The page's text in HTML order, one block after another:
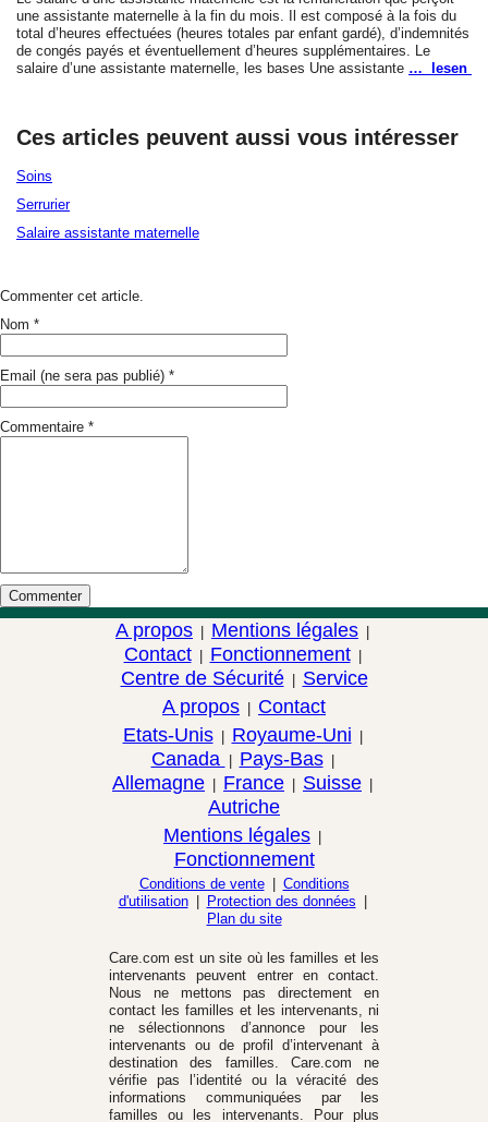
une assistante maternelle à la fin du mois. Il est composé à la fois du
total d’heures effectuées (heures totales par enfant gardé), d’indemnités
de congés payés et éventuellement d’heures supplémentaires. Le
salaire d’une assistante maternelle, les bases Une assistante … lesen
Ces articles peuvent aussi vous intéresser
Soins
Serrurier
Salaire assistante maternelle
Commenter cet article.
Nom *
Email (ne sera pas publié) *
Commentaire *
A propos | Mentions légales |
Contact | Fonctionnement |
Centre de Sécurité | Service
A propos | Contact
Etats-Unis | Royaume-Uni |
Canada | Pays-Bas |
Allemagne | France | Suisse |
Autriche
Mentions légales |
Fonctionnement
Conditions de vente | Conditions
d'utilisation | Protection des données |
Plan du site
Care.com est un site où les familles et les
intervenants peuvent entrer en contact.
Nous ne mettons pas directement en
contact les familles et les intervenants, ni
ne sélectionnons d’annonce pour les
intervenants ou de profil d’intervenant à
destination des familles. Care.com ne
vérifie pas l’identité ou la véracité des
informations communiquées par les
familles ou les intervenants. Pour plus